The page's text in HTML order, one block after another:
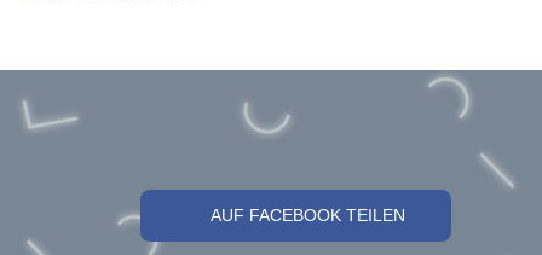
AUF FACEBOOK TEILEN